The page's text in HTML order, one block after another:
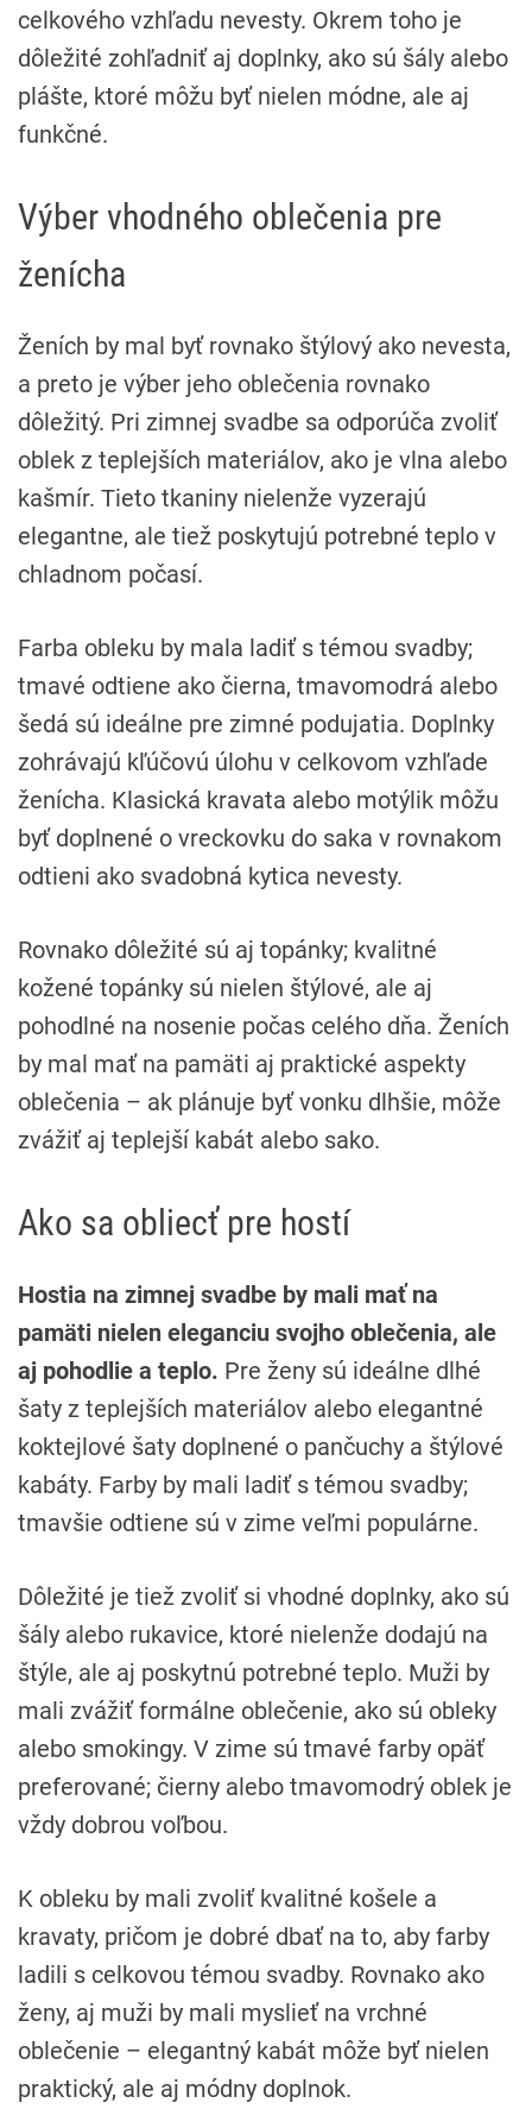
celkového vzhľadu nevesty. Okrem toho je
dôležité zohľadniť aj doplnky, ako sú šály alebo
plášte, ktoré môžu byť nielen módne, ale aj
funkčné.
Výber vhodného oblečenia pre
ženícha
Ženích by mal byť rovnako štýlový ako nevesta,
a preto je výber jeho oblečenia rovnako
dôležitý. Pri zimnej svadbe sa odporúča zvoliť
oblek z teplejších materiálov, ako je vlna alebo
kašmír. Tieto tkaniny nielenže vyzerajú
elegantne, ale tiež poskytujú potrebné teplo v
chladnom počasí.
Farba obleku by mala ladiť s témou svadby;
tmavé odtiene ako čierna, tmavomodrá alebo
šedá sú ideálne pre zimné podujatia. Doplnky
zohrávajú kľúčovú úlohu v celkovom vzhľade
ženícha. Klasická kravata alebo motýlik môžu
byť doplnené o vreckovku do saka v rovnakom
odtieni ako svadobná kytica nevesty.
Rovnako dôležité sú aj topánky; kvalitné
kožené topánky sú nielen štýlové, ale aj
pohodlné na nosenie počas celého dňa. Ženích
by mal mať na pamäti aj praktické aspekty
oblečenia – ak plánuje byť vonku dlhšie, môže
zvážiť aj teplejší kabát alebo sako.
Ako sa obliecť pre hostí
Hostia na zimnej svadbe by mali mať na
pamäti nielen eleganciu svojho oblečenia, ale
aj pohodlie a teplo. Pre ženy sú ideálne dlhé
šaty z teplejších materiálov alebo elegantné
koktejlové šaty doplnené o pančuchy a štýlové
kabáty. Farby by mali ladiť s témou svadby;
tmavšie odtiene sú v zime veľmi populárne.
Dôležité je tiež zvoliť si vhodné doplnky, ako sú
šály alebo rukavice, ktoré nielenže dodajú na
štýle, ale aj poskytnú potrebné teplo. Muži by
mali zvážiť formálne oblečenie, ako sú obleky
alebo smokingy. V zime sú tmavé farby opäť
preferované; čierny alebo tmavomodrý oblek je
vždy dobrou voľbou.
K obleku by mali zvoliť kvalitné košele a
kravaty, pričom je dobré dbať na to, aby farby
ladili s celkovou témou svadby. Rovnako ako
ženy, aj muži by mali myslieť na vrchné
oblečenie – elegantný kabát môže byť nielen
praktický, ale aj módny doplnok.